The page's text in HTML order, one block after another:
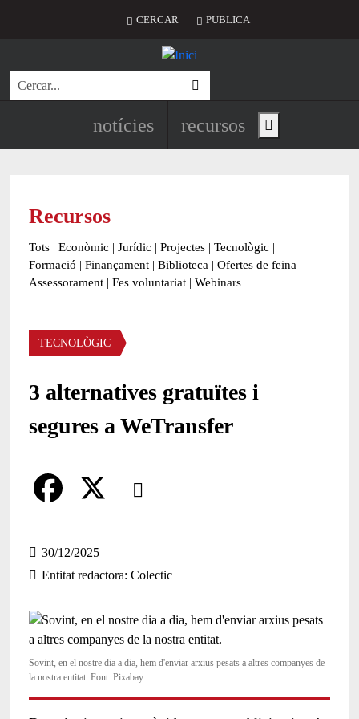
Menú del compte d'usuari
CERCAR PUBLICA
Cerca
Navegació principal de
notícies recursos Show main menu
Recursos
Tots | Econòmic | Jurídic | Projectes | Tecnològic |
Formació | Finançament | Biblioteca | Ofertes de feina |
Assessorament | Fes voluntariat | Webinars
Àmbit
TECNOLÒGIC
3 alternatives gratuïtes i
segures a WeTransfer
Comparteix
a
c
e
b
o
o
30/12/2025
Entitat redactora Colectic
Sovint, en el nostre dia a dia, hem d'enviar arxius pesats a altres companyes de
la nostra entitat. Font: Pixabay